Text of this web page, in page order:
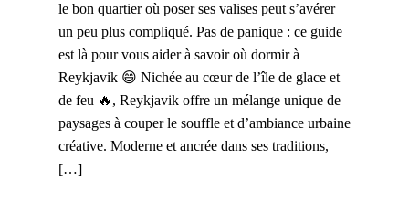
le bon quartier où poser ses valises peut s’avérer
un peu plus compliqué. Pas de panique : ce guide
est là pour vous aider à savoir où dormir à
Reykjavik 😄 Nichée au cœur de l’île de glace et
de feu 🔥, Reykjavik offre un mélange unique de
paysages à couper le souffle et d’ambiance urbaine
créative. Moderne et ancrée dans ses traditions,
[…]